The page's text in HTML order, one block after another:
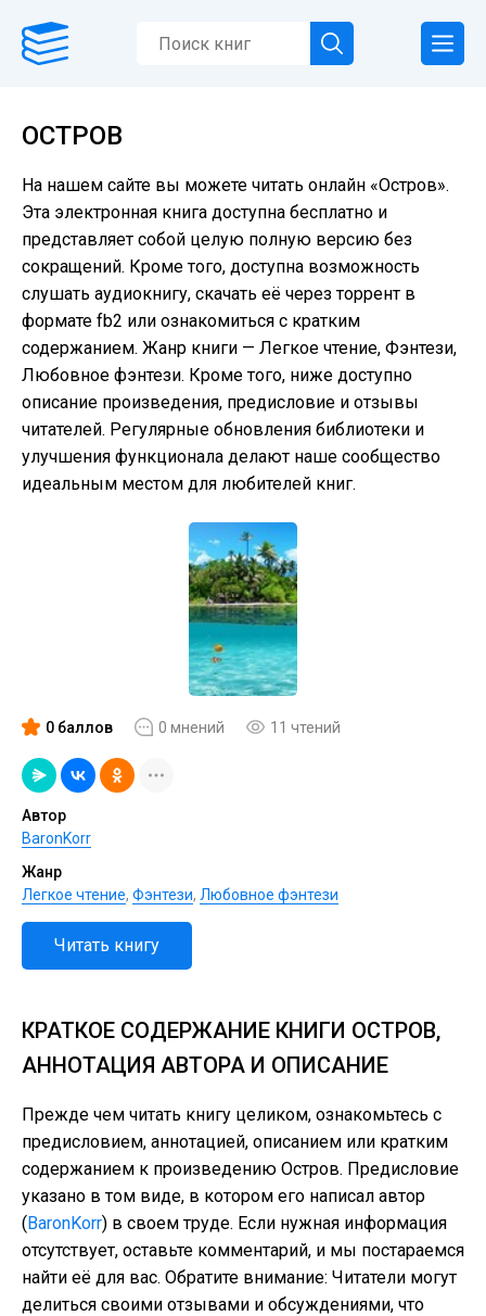
ОСТРОВ
На нашем сайте вы можете читать онлайн «Остров».
Эта электронная книга доступна бесплатно и
представляет собой целую полную версию без
сокращений. Кроме того, доступна возможность
слушать аудиокнигу, скачать её через торрент в
формате fb2 или ознакомиться с кратким
содержанием. Жанр книги — Легкое чтение, Фэнтези,
Любовное фэнтези. Кроме того, ниже доступно
описание произведения, предисловие и отзывы
читателей. Регулярные обновления библиотеки и
улучшения функционала делают наше сообщество
идеальным местом для любителей книг.
0 баллов 0 мнений 11 чтений
Автор
BaronKorr
Жанр
Легкое чтение, Фэнтези, Любовное фэнтези
Читать книгу
КРАТКОЕ СОДЕРЖАНИЕ КНИГИ ОСТРОВ,
АННОТАЦИЯ АВТОРА И ОПИСАНИЕ
Прежде чем читать книгу целиком, ознакомьтесь с
предисловием, аннотацией, описанием или кратким
содержанием к произведению Остров. Предисловие
указано в том виде, в котором его написал автор
(BaronKorr) в своем труде. Если нужная информация
отсутствует, оставьте комментарий, и мы постараемся
найти её для вас. Обратите внимание: Читатели могут
делиться своими отзывами и обсуждениями, что